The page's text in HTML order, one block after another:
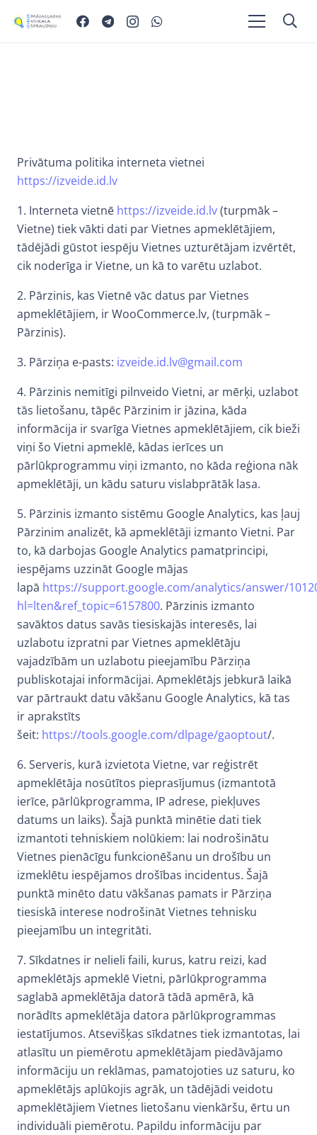
Privātuma politika interneta vietnei
https://izveide.id.lv
1. Interneta vietnē https://izveide.id.lv(turpmāk –
Vietne) tiek vākti dati par Vietnes apmeklētājiem,
tādējādi gūstot iespēju Vietnes uzturētājam izvērtēt,
cik noderīga ir Vietne, un kā to varētu uzlabot.
2. Pārzinis, kas Vietnē vāc datus par Vietnes
apmeklētājiem, ir WooCommerce.lv, (turpmāk –
Pārzinis).
3. Pārziņa e-pasts: izveide.id.lv@gmail.com
4. Pārzinis nemitīgi pilnveido Vietni, ar mērķi, uzlabot
tās lietošanu, tāpēc Pārzinim ir jāzina, kāda
informācija ir svarīga Vietnes apmeklētājiem, cik bieži
viņi šo Vietni apmeklē, kādas ierīces un
pārlūkprogrammu viņi izmanto, no kāda reģiona nāk
apmeklētāji, un kādu saturu vislabprātāk lasa.
5. Pārzinis izmanto sistēmu Google Analytics, kas ļauj
Pārzinim analizēt, kā apmeklētāji izmanto Vietni. Par
to, kā darbojas Google Analytics pamatprincipi,
iespējams uzzināt Google mājas
lapā https://support.google.com/analytics/answer/
hl=lten&ref_topic=6157800. Pārzinis izmanto
savāktos datus savās tiesiskajās interesēs, lai
uzlabotu izpratni par Vietnes apmeklētāju
vajadzībām un uzlabotu pieejamību Pārziņa
publiskotajai informācijai. Apmeklētājs jebkurā laikā
var pārtraukt datu vākšanu Google Analytics, kā tas
ir aprakstīts
šeit: https://tools.google.com/dlpage/gaoptout/.
6. Serveris, kurā izvietota Vietne, var reģistrēt
apmeklētāja nosūtītos pieprasījumus (izmantotā
ierīce, pārlūkprogramma, IP adrese, piekļuves
datums un laiks). Šajā punktā minētie dati tiek
izmantoti tehniskiem nolūkiem: lai nodrošinātu
Vietnes pienācīgu funkcionēšanu un drošību un
izmeklētu iespējamos drošības incidentus. Šajā
punktā minēto datu vākšanas pamats ir Pārziņa
tiesiskā interese nodrošināt Vietnes tehnisku
pieejamību un integritāti.
7. Sīkdatnes ir nelieli faili, kurus, katru reizi, kad
apmeklētājs apmeklē Vietni, pārlūkprogramma
saglabā apmeklētāja datorā tādā apmērā, kā
norādīts apmeklētāja datora pārlūkprogrammas
iestatījumos. Atsevišķas sīkdatnes tiek izmantotas, lai
atlasītu un piemērotu apmeklētājam piedāvājamo
informāciju un reklāmas, pamatojoties uz saturu, ko
apmeklētājs aplūkojis agrāk, un tādējādi veidotu
apmeklētājiem Vietnes lietošanu vienkāršu, ērtu un
individuāli piemērotu. Papildu informāciju par